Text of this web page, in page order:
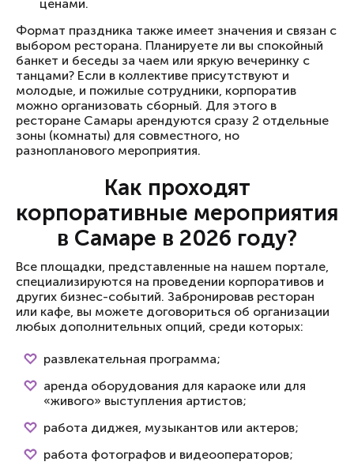
ценами.
Формат праздника также имеет значения и связан с
выбором ресторана. Планируете ли вы спокойный
банкет и беседы за чаем или яркую вечеринку с
танцами? Если в коллективе присутствуют и
молодые, и пожилые сотрудники, корпоратив
можно организовать сборный. Для этого в
ресторане Самары арендуются сразу 2 отдельные
зоны (комнаты) для совместного, но
разнопланового мероприятия.
Как проходят
корпоративные мероприятия
в Самаре в 2026 году?
Все площадки, представленные на нашем портале,
специализируются на проведении корпоративов и
других бизнес-событий. Забронировав ресторан
или кафе, вы можете договориться об организации
любых дополнительных опций, среди которых:
развлекательная программа;
аренда оборудования для караоке или для
«живого» выступления артистов;
работа диджея, музыкантов или актеров;
работа фотографов и видеооператоров;